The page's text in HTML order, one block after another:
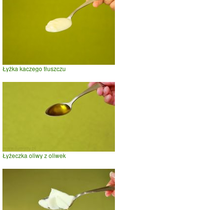
Łyżka kaczego tłuszczu
Łyżeczka oliwy z oliwek